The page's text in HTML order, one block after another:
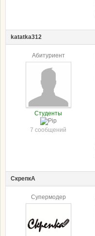
katatka312
Абитуриент
Студенты
7 сообщений
СкрепкА
Супермодер